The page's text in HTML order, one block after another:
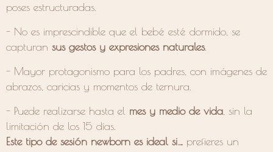
poses estructuradas.
- No es imprescindible que el bebé esté dormido, se
capturan sus gestos y expresiones naturales.
- Mayor protagonismo para los padres, con imágenes de
abrazos, caricias y momentos de ternura.
- Puede realizarse hasta el mes y medio de vida , sin la
limitación de los 15 días.
Este tipo de sesión newborn es ideal si… prefieres un